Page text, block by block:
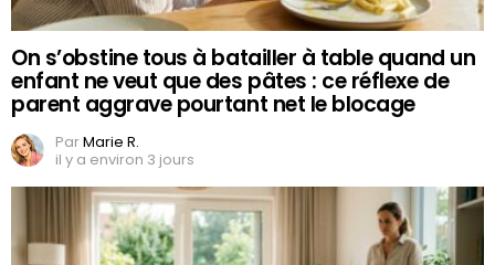
On s’obstine tous à batailler à table quand un
enfant ne veut que des pâtes : ce réflexe de
parent aggrave pourtant net le blocage
ParMarie R.
il y a environ 3 jours